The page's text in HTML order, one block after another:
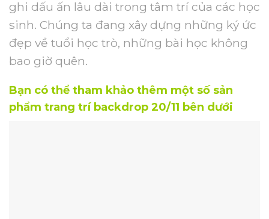
ghi dấu ấn lâu dài trong tâm trí của các học
sinh. Chúng ta đang xây dựng những ký ức
đẹp về tuổi học trò, những bài học không
bao giờ quên.
Bạn có thể tham khảo thêm một số sản
phẩm trang trí backdrop 20/11 bên dưới